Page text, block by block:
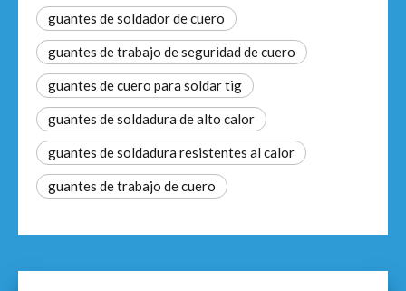
guantes de soldador de cuero
guantes de trabajo de seguridad de cuero
guantes de cuero para soldar tig
guantes de soldadura de alto calor
guantes de soldadura resistentes al calor
guantes de trabajo de cuero